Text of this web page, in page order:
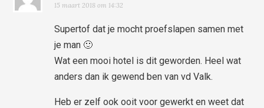
15 maart 2018 om 14:32
Supertof dat je mocht proefslapen samen met
je man 🙂
Wat een mooi hotel is dit geworden. Heel wat
anders dan ik gewend ben van vd Valk.
Heb er zelf ook ooit voor gewerkt en weet dat